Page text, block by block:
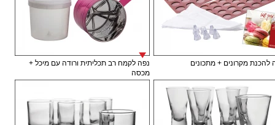
להכנת מקרונים + מתכונים
נפה לקמח רב תכליתית ורודה עם מיכל +
מכסה